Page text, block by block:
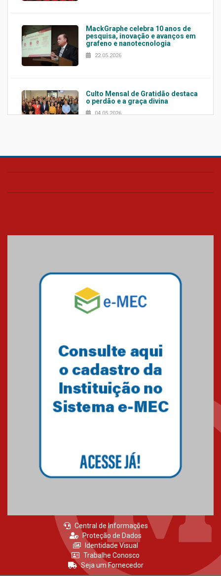
MackGraphe celebra 10 anos de
pesquisa, inovação e avanços em
grafeno e nanotecnologia
22.05.2026
Culto Mensal de Gratidão destaca
o perdão e a graça divina
04.05.2026
Confira como foi o culto mensal
Mackenzie mobiliza campanha
solidária para apoiar famílias em
Minas Gerais
Primeiro culto do ano ressalta o
27.02.2026
Central de Informações
Proteção de Dados
Identidade Visual
Trabalhe Conosco
Seja um Fornecedor